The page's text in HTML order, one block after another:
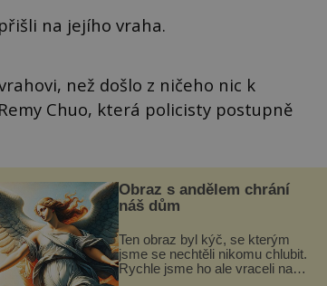
na jejího vraha.
než došlo z ničeho nic k
Chuo, která policisty postupně
Obraz s andělem chrání
náš dům
Ten obraz byl kýč, se kterým
jsme se nechtěli nikomu chlubit.
Rychle jsme ho ale vraceli na